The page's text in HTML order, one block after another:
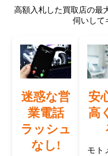
高額入札した買取店の最
伺いして
迷惑な営
業電話
ラッシュ
なし!
安
高
モト